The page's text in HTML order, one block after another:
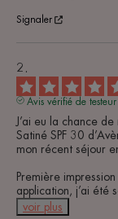
Signaler
Avis vérifié de testeur
J’ai eu la chance
Satiné SPF 30
mon récent séjour
Première
application, j’ai été
voir plus